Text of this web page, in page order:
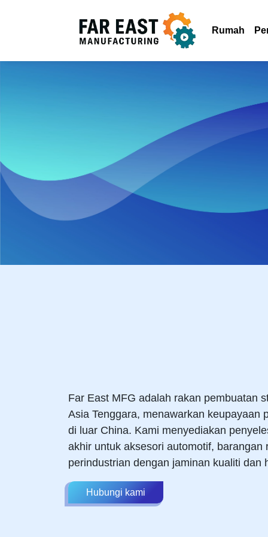
Rumah
Far East MFG adalah rakan pembuatan
Asia Tenggara, menawarkan keupayaan
di luar China. Kami menyediakan
akhir untuk aksesori automotif, barangan
perindustrian dengan jaminan kualiti dan
Hubungi kami